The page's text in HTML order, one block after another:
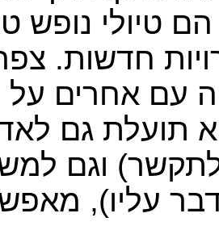
טיולי נופש
חדשות.
עם אחרים על
תועלת גם
וגם
עליו),